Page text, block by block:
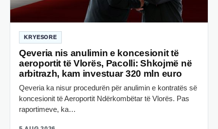
KRYESORE
Qeveria nis anulimin e koncesionit të
aeroportit të Vlorës, Pacolli: Shkojmë në
arbitrazh, kam investuar 320 mln euro
Qeveria ka nisur procedurën për anulimin e kontratës së
koncesionit të Aeroportit Ndërkombëtar të Vlorës. Pas
raportimeve, ka…